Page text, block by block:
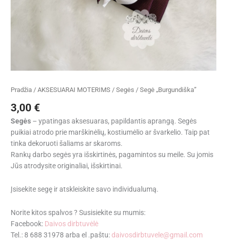
Pradžia /AKSESUARAI MOTERIMS /Segės / Segė „Burgundiška”
3,00 €
Segės – ypatingas aksesuaras, papildantis aprangą. Segės
puikiai atrodo prie marškinėlių, kostiumėlio ar švarkelio. Taip pat
tinka dekoruoti šaliams ar skaroms.
Rankų darbo segės yra išskirtinės, pagamintos su meile. Su jomis
Jūs atrodysite originaliai, išskirtinai.
Įsisekite segę ir atskleiskite savo individualumą.
Norite kitos spalvos ? Susisiekite su mumis:
Facebook: Daivos dirbtuvėlė
Tel.: 8 688 31978 arba el .paštu: daivosdirbtuvele@gmail.com